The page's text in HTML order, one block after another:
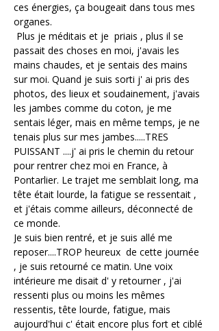
ces énergies, ça bougeait dans tous mes
organes.
passait des choses en moi, j'avais les
mains chaudes, et je sentais des mains
sur moi. Quand je suis sorti j' ai pris des
photos, des lieux et soudainement, j'avais
les jambes comme du coton, je me
sentais léger, mais en même temps, je ne
tenais plus sur mes jambes.....TRES
PUISSANT ....j' ai pris le chemin du retour
pour rentrer chez moi en France, à
Pontarlier. Le trajet me semblait long, ma
tête était lourde, la fatigue se ressentait ,
et j'étais comme ailleurs, déconnecté de
ce monde.
Je suis bien rentré, et je suis allé me
reposer....TROP heureux  de cette journée
, je suis retourné ce matin. Une voix
intérieure me disait d' y retourner , j'ai
ressenti plus ou moins les mêmes
ressentis, tête lourde, fatigue, mais
aujourd'hui c' était encore plus fort et ciblé